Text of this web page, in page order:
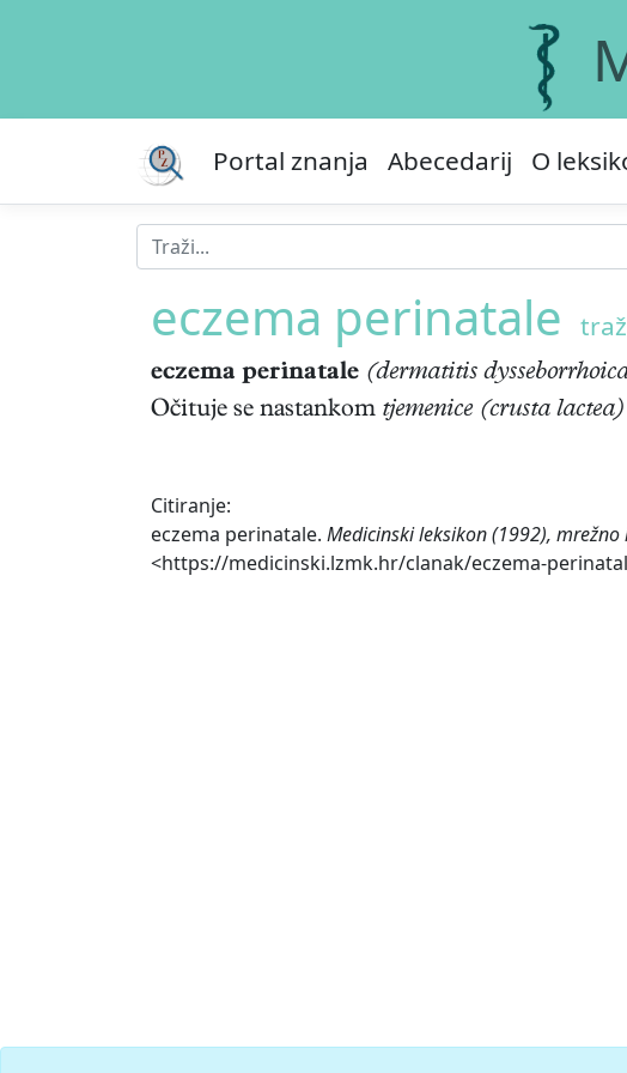
Portal znanja Abecedarij O
eczema perinatale
eczema perinatale (dermatitis
Očituje se nastankom tjemenice (crusta lactea)
Citiranje:
eczema perinatale. Medicinski leksikon (1992), mrežno
<https://medicinski.lzmk.hr/clanak/eczema-